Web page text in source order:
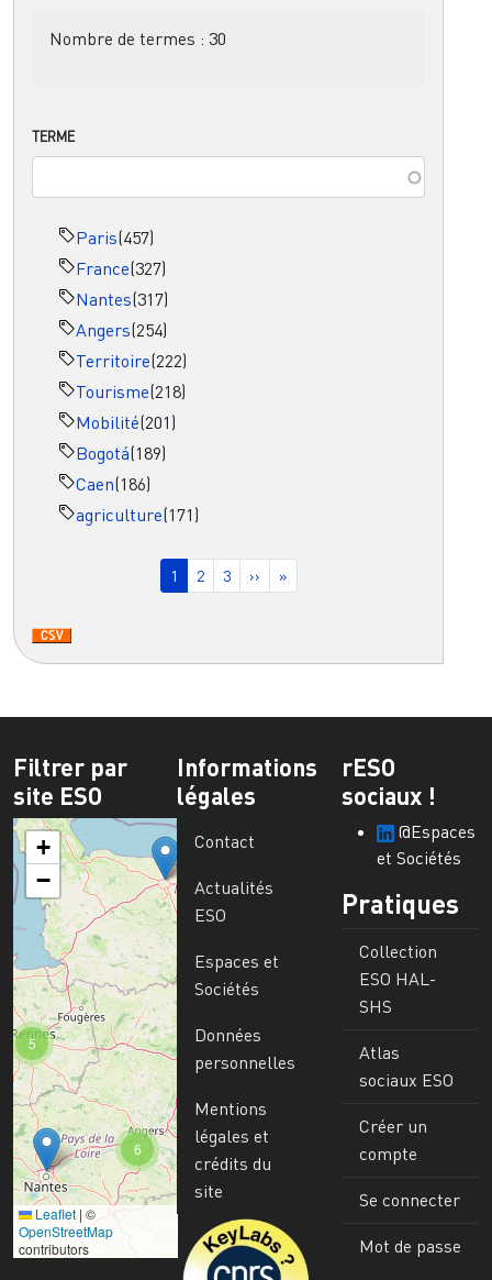
Nombre de termes : 30
TERME
Paris(457)
France(327)
Nantes(317)
Angers(254)
Territoire(222)
Tourisme(218)
Mobilité(201)
Bogotá(189)
Caen(186)
agriculture(171)
Page courante
1 Page
2 Page
3 Page suivante
›› Dernière page
»
Filtrer par
site ESO
6
5
+
−
Leaflet | ©
OpenStreetMap
contributors
Informations
légales
Contact
Actualités
ESO
Espaces et
Sociétés
Données
personnelles
Mentions
légales et
crédits du
site
Image
rESO
sociaux !
@Espaces
et Sociétés
Pratiques
Collection
ESO HAL-
SHS
Atlas
sociaux ESO
Créer un
compte
Se connecter
Mot de passe